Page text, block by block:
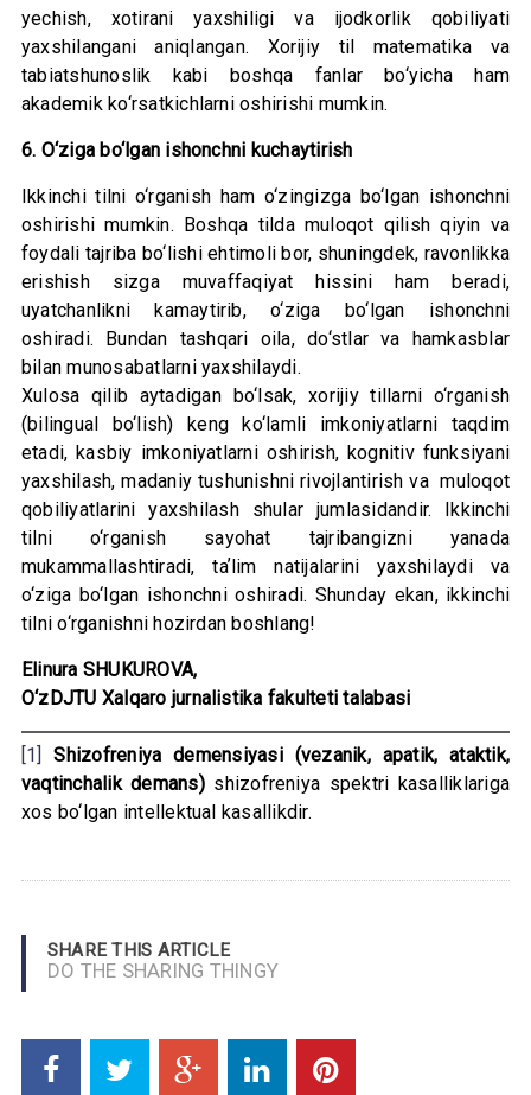
yechish, xotirani yaxshiligi va ijodkorlik qobiliyati
yaxshilangani aniqlangan. Xorijiy til matematika va
tabiatshunoslik kabi boshqa fanlar bo‘yicha ham
akademik ko‘rsatkichlarni oshirishi mumkin.
6. O‘ziga bo‘lgan ishonchni kuchaytirish
Ikkinchi tilni o‘rganish ham o‘zingizga bo‘lgan ishonchni
oshirishi mumkin. Boshqa tilda muloqot qilish qiyin va
foydali tajriba bo‘lishi ehtimoli bor, shuningdek, ravonlikka
erishish sizga muvaffaqiyat hissini ham beradi,
uyatchanlikni kamaytirib, o‘ziga bo‘lgan ishonchni
oshiradi. Bundan tashqari oila, do‘stlar va hamkasblar
bilan munosabatlarni yaxshilaydi.
Xulosa qilib aytadigan bo‘lsak, xorijiy tillarni o‘rganish
(bilingual bo‘lish) keng ko‘lamli imkoniyatlarni taqdim
etadi, kasbiy imkoniyatlarni oshirish, kognitiv funksiyani
yaxshilash, madaniy tushunishni rivojlantirish va muloqot
qobiliyatlarini yaxshilash shular jumlasidandir. Ikkinchi
tilni o‘rganish sayohat tajribangizni yanada
mukammallashtiradi, taʼlim natijalarini yaxshilaydi va
o‘ziga bo‘lgan ishonchni oshiradi. Shunday ekan, ikkinchi
tilni o‘rganishni hozirdan boshlang!
Elinura SHUKUROVA,
O‘zDJTU Xalqaro jurnalistika fakulteti talabasi
[1] Shizofreniyademensiyasi(vezanik, apatik,ataktik,
vaqtinchalikdemans)shizofreniya spektri kasalliklariga
xos bo‘lgan intellektual kasallikdir.
SHARE THIS ARTICLE
DO THE SHARING THINGY